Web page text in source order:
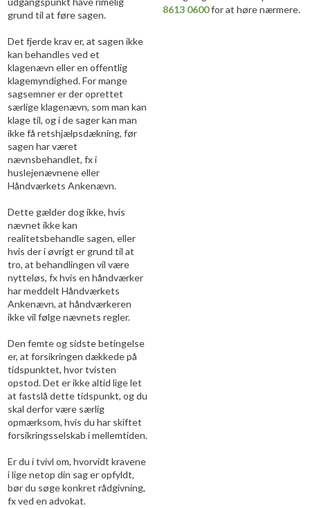
grund til at føre sagen.
Det fjerde krav er, at sagen ikke
kan behandles ved et
klagenævn eller en offentlig
klagemyndighed. For mange
sagsemner er der oprettet
særlige klagenævn, som man kan
klage til, og i de sager kan man
ikke få retshjælpsdækning, før
sagen har været
nævnsbehandlet, fx i
huslejenævnene eller
Håndværkets Ankenævn.
Dette gælder dog ikke, hvis
nævnet ikke kan
realitetsbehandle sagen, eller
hvis der i øvrigt er grund til at
tro, at behandlingen vil være
nytteløs, fx hvis en håndværker
har meddelt Håndværkets
Ankenævn, at håndværkeren
ikke vil følge nævnets regler.
Den femte og sidste betingelse
er, at forsikringen dækkede på
tidspunktet, hvor tvisten
opstod. Det er ikke altid lige let
at fastslå dette tidspunkt, og du
skal derfor være særlig
opmærksom, hvis du har skiftet
forsikringsselskab i mellemtiden.
Er du i tvivl om, hvorvidt kravene
i lige netop din sag er opfyldt,
bør du søge konkret rådgivning,
fx ved en advokat.
8613 0600for at høre nærmere.